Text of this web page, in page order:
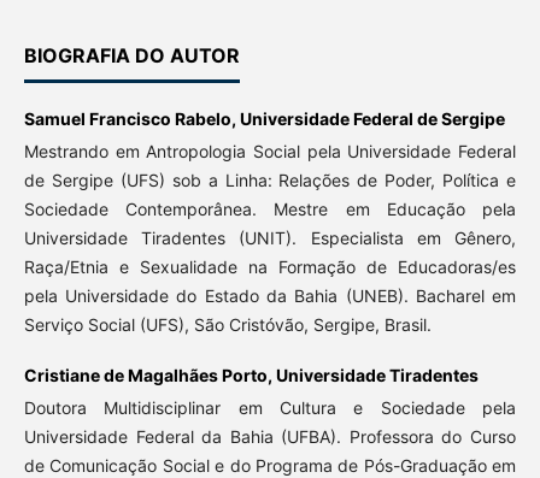
BIOGRAFIA DO AUTOR
Samuel Francisco Rabelo, Universidade Federal de Sergipe
Mestrando em Antropologia Social pela Universidade Federal
de Sergipe (UFS) sob a Linha: Relações de Poder, Política e
Sociedade Contemporânea. Mestre em Educação pela
Universidade Tiradentes (UNIT). Especialista em Gênero,
Raça/Etnia e Sexualidade na Formação de Educadoras/es
pela Universidade do Estado da Bahia (UNEB). Bacharel em
Serviço Social (UFS), São Cristóvão, Sergipe, Brasil.
Cristiane de Magalhães Porto, Universidade Tiradentes
Doutora Multidisciplinar em Cultura e Sociedade pela
Universidade Federal da Bahia (UFBA). Professora do Curso
de Comunicação Social e do Programa de Pós-Graduação em